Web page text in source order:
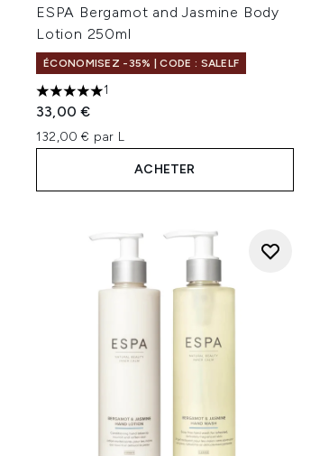
ESPA Bergamot and Jasmine Body
Lotion 250ml
ÉCONOMISEZ -35% | CODE : SALELF
5 étoiles sur un maximum de 5
1
33,00 €
132,00 € par L
ACHETER